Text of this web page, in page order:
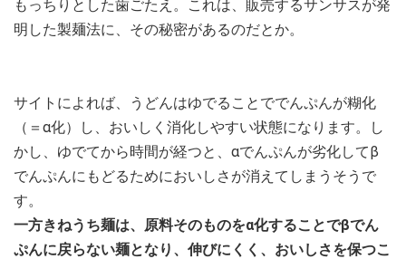
もっちりとした歯ごたえ。これは、販売するサンサスが発
明した製麺法に、その秘密があるのだとか。
サイトによれば、うどんはゆでることででんぷんが糊化
（＝α化）し、おいしく消化しやすい状態になります。し
かし、ゆでてから時間が経つと、αでんぷんが劣化してβ
でんぷんにもどるためにおいしさが消えてしまうそうで
す。
一方きねうち麺は、原料そのものをα化することでβでん
ぷんに戻らない麺となり、伸びにくく、おいしさを保つこ